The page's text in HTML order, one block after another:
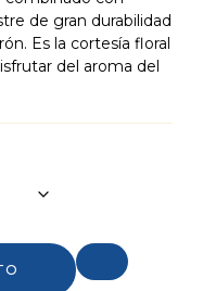
de gran durabilidad
Es la cortesía floral
del aroma del